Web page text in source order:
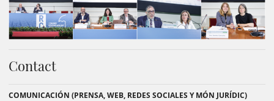
Contact
COMUNICACIÓN (PRENSA, WEB, REDES SOCIALES Y MÓN JURÍDIC)